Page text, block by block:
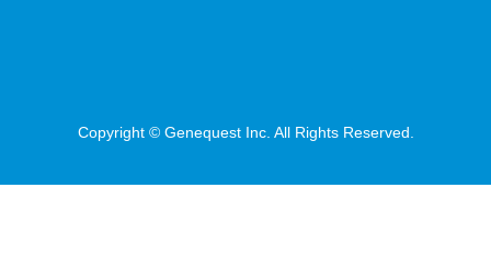
Copyright © Genequest Inc. All Rights Reserved.